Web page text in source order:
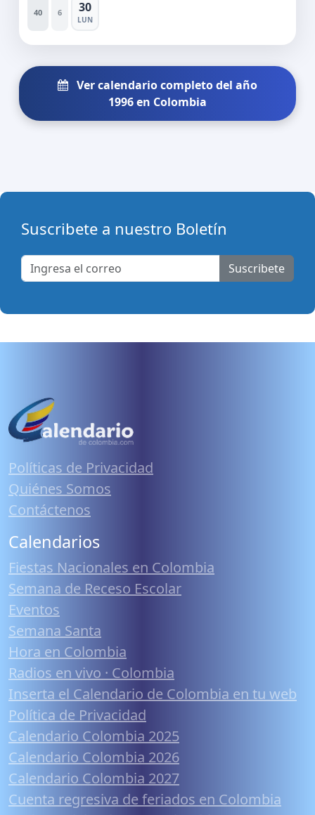
40 6 30
LUN
Ver calendario completo del año
1996 en Colombia
Suscribete a nuestro Boletín
Suscribete
Políticas de Privacidad
Quiénes Somos
Contáctenos
Calendarios
Fiestas Nacionales en Colombia
Semana de Receso Escolar
Eventos
Semana Santa
Hora en Colombia
Radios en vivo · Colombia
Inserta el Calendario de Colombia en tu web
Política de Privacidad
Calendario Colombia 2025
Calendario Colombia 2026
Calendario Colombia 2027
Cuenta regresiva de feriados en Colombia